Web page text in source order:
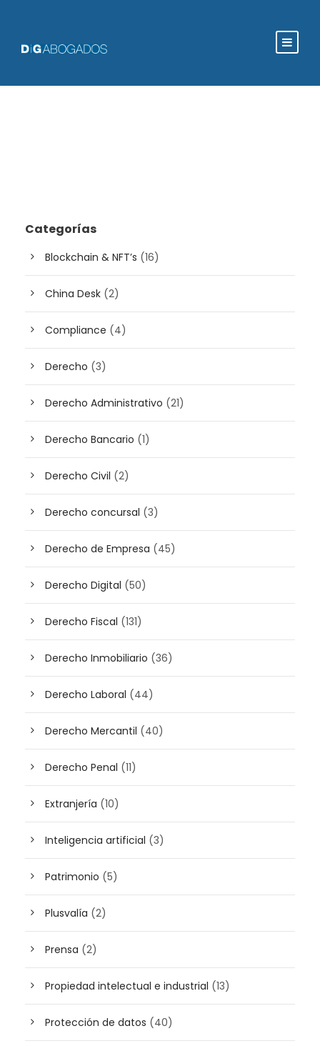
Categorías
Blockchain & NFT’s (16)
China Desk (2)
Compliance (4)
Derecho (3)
Derecho Administrativo (21)
Derecho Bancario (1)
Derecho Civil (2)
Derecho concursal (3)
Derecho de Empresa (45)
Derecho Digital (50)
Derecho Fiscal (131)
Derecho Inmobiliario (36)
Derecho Laboral (44)
Derecho Mercantil (40)
Derecho Penal (11)
Extranjería (10)
Inteligencia artificial (3)
Patrimonio (5)
Plusvalía (2)
Prensa (2)
Propiedad intelectual e industrial (13)
Protección de datos (40)